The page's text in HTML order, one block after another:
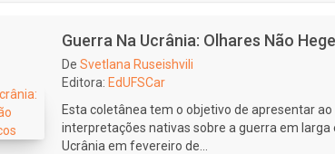
Guerra Na Ucrânia: Olhares Não
De Svetlana Ruseishvili
Editora: EdUFSCar
Esta coletânea tem o objetivo de apresentar
interpretações nativas sobre a guerra em larga
Ucrânia em fevereiro de...